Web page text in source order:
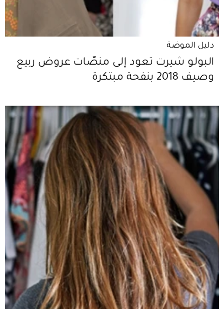
دليل الموضة
البولو شيرت تعود إلى منصّات عروض ربيع
وصيف 2018 بنفحة مبتكرة